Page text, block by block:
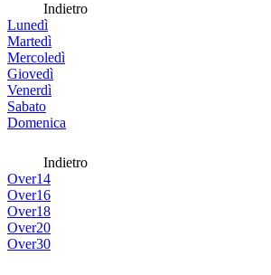
Indietro
Lunedì
Martedì
Mercoledì
Giovedì
Venerdì
Sabato
Domenica
Indietro
Over14
Over16
Over18
Over20
Over30